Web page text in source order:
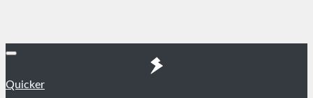
Quicker